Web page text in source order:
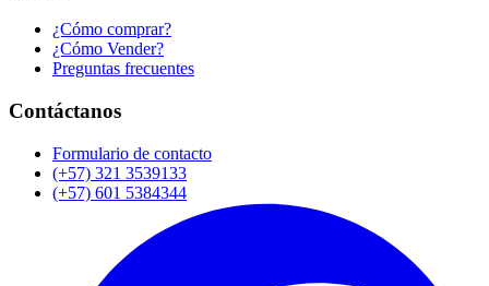
¿Cómo comprar?
¿Cómo Vender?
Preguntas frecuentes
Contáctanos
Formulario de contacto
(+57) 321 3539133
(+57) 601 5384344